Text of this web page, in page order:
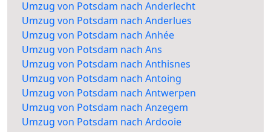
Umzug von Potsdam nach Anderlecht
Umzug von Potsdam nach Anderlues
Umzug von Potsdam nach Anhée
Umzug von Potsdam nach Ans
Umzug von Potsdam nach Anthisnes
Umzug von Potsdam nach Antoing
Umzug von Potsdam nach Antwerpen
Umzug von Potsdam nach Anzegem
Umzug von Potsdam nach Ardooie